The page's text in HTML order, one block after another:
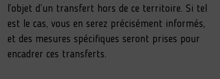
l’objet d’un transfert hors de ce territoire. Si tel
est le cas, vous en serez précisément informés,
et des mesures spécifiques seront prises pour
encadrer ces transferts.